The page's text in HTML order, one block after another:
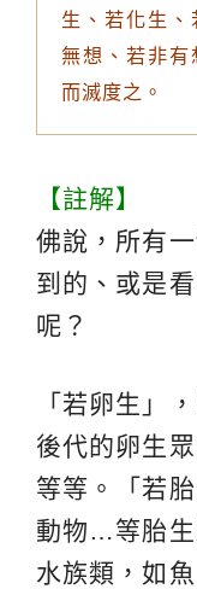
生、若化生
無想、若非有
而滅度之。
【註解】
佛說，所有
到的、或是
呢？
「若卵生」
後代的卵生
等等。「若
動物…等胎生
水族類，如